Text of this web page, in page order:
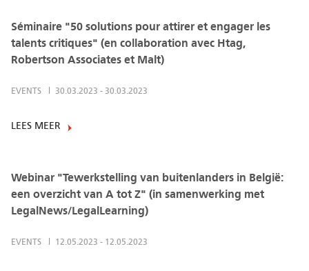
Séminaire "50 solutions pour attirer et engager les
talents critiques" (en collaboration avec Htag,
Robertson Associates et Malt)
EVENTS 30.03.2023 - 30.03.2023
LEES MEER
Webinar "Tewerkstelling van buitenlanders in België:
een overzicht van A tot Z" (in samenwerking met
LegalNews/LegalLearning)
EVENTS 12.05.2023 - 12.05.2023